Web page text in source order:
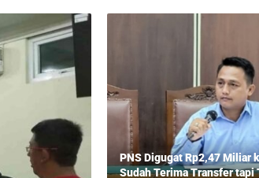
PNS Digugat Rp2,47 Miliar
Sudah Terima Transfer tapi